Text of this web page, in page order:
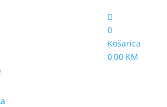
0
Košarica
0,00 KM